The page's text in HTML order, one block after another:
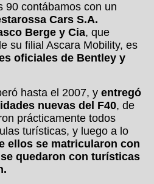
90 contábamos con un
Cars S.A.
Berge y Cia, que
su filial Ascara Mobility, es
oficiales de Bentley y
hasta el 2007, y entregó
nuevas del F40, de
prácticamente todos
turísticas, y luego a lo
ellos se matricularon con
quedaron con turísticas